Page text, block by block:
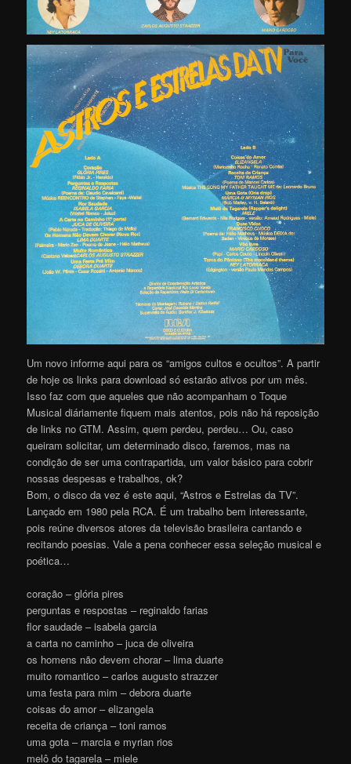
Um novo informe aqui para os “amigos cultos e ocultos”. A partir
de hoje os links para download só estarão ativos por um mês.
Isso faz com que aqueles que não acompanham o Toque
Musical diáriamente fiquem mais atentos, pois não há reposição
de links no GTM. Assim, quem perdeu, perdeu… Ou, caso
queiram solicitar, um determinado disco, faremos, mas na
condição de ser uma contrapartida, um valor básico para cobrir
nossas despesas e trabalhos, ok?
Bom, o disco da vez é este aqui, “Astros e Estrelas da TV”.
Lançado em 1980 pela RCA. É um trabalho bem interessante,
pois reúne diversos atores da televisão brasileira cantando e
recitando poesias. Vale a pena conhecer essa seleção musical e
poética…
coração – glória pires
perguntas e respostas – reginaldo farias
flor saudade – isabela garcia
a carta no caminho – juca de oliveira
os homens não devem chorar – lima duarte
muito romantico – carlos augusto strazzer
uma festa para mim – debora duarte
coisas do amor – elizangela
receita de criança – toni ramos
uma gota – marcia e myrian rios
melô do tagarela – miele